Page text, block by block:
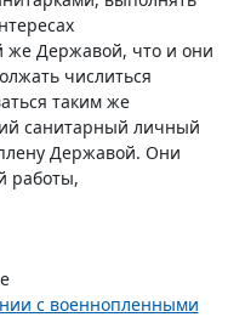
же Державой, что и они
числиться
таким же
санитарный личный
Державой. Они
работы,
с военнопленными